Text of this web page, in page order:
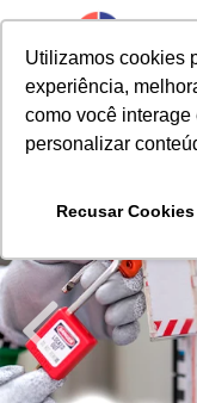
Utilizamos cookies
experiência,
como você interage
personalizar
Recusar Cookies